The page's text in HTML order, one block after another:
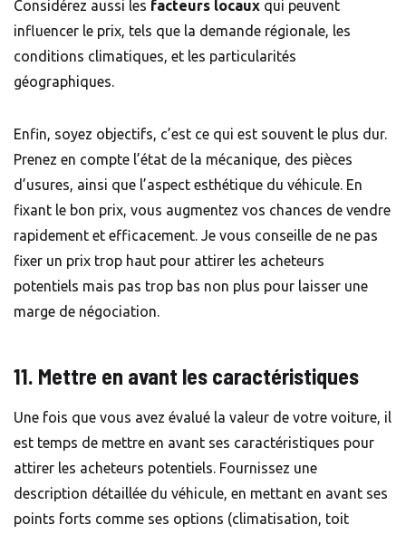
Considérez aussi les facteurs locaux qui peuvent
influencer le prix, tels que la demande régionale, les
conditions climatiques, et les particularités
géographiques.
Enfin, soyez objectifs, c’est ce qui est souvent le plus dur.
Prenez en compte l’état de la mécanique, des pièces
d’usures, ainsi que l’aspect esthétique du véhicule. En
fixant le bon prix, vous augmentez vos chances de vendre
rapidement et efficacement. Je vous conseille de ne pas
fixer un prix trop haut pour attirer les acheteurs
potentiels mais pas trop bas non plus pour laisser une
marge de négociation.
11. Mettre en avant les caractéristiques
Une fois que vous avez évalué la valeur de votre voiture, il
est temps de mettre en avant ses caractéristiques pour
attirer les acheteurs potentiels. Fournissez une
description détaillée du véhicule, en mettant en avant ses
points forts comme ses options (climatisation, toit